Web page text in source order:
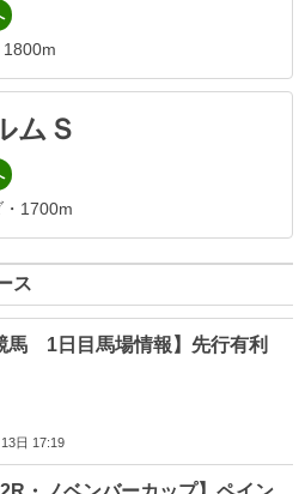
ムＳ
1700m
ス
馬 1日目馬場情報】先行有利
日 17:19